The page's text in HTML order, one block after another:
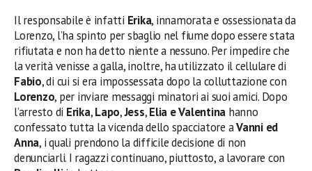
Il responsabile è infatti Erika, innamorata e ossessionata da
Lorenzo, l’ha spinto per sbaglio nel fiume dopo essere stata
rifiutata e non ha detto niente a nessuno. Per impedire che
la verità venisse a galla, inoltre, ha utilizzato il cellulare di
Fabio, di cui si era impossessata dopo la colluttazione con
Lorenzo, per inviare messaggi minatori ai suoi amici. Dopo
l’arresto di Erika,Lapo,Jess,Elia e Valentina hanno
confessato tutta la vicenda dello spacciatore aVanni ed
Anna, i quali prendono la difficile decisione di non
denunciarli. I ragazzi continuano, piuttosto, a lavorare con